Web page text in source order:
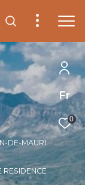
Fr
0
DE-MAURI
RESIDENCE